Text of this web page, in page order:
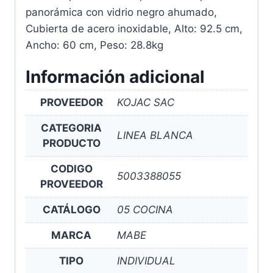
panorámica con vidrio negro ahumado,
Cubierta de acero inoxidable, Alto: 92.5 cm,
Ancho: 60 cm, Peso: 28.8kg
Información adicional
PROVEEDOR KOJAC SAC
CATEGORIA
PRODUCTO
LINEA BLANCA
CODIGO
PROVEEDOR
5003388055
CATÁLOGO 05 COCINA
MARCA MABE
TIPO INDIVIDUAL